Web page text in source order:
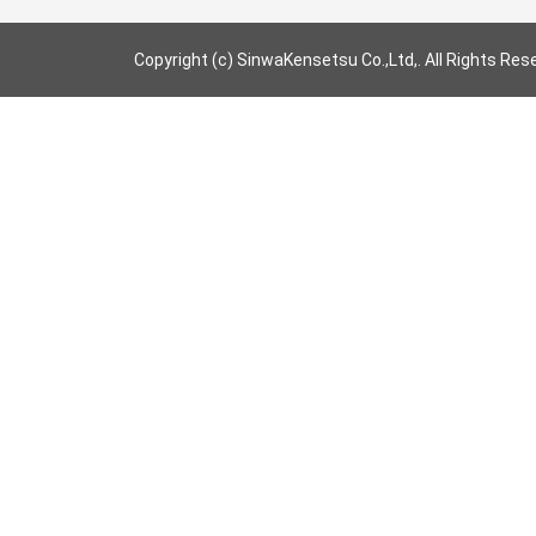
Copyright (c) SinwaKensetsu Co.,Ltd,. All Rights